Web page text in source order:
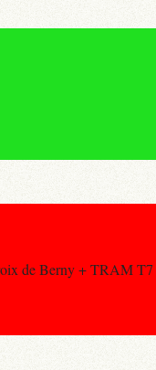
de Berny + TRAM T7